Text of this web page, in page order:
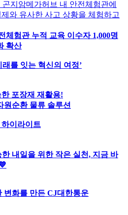
체험관 누적 교육 이수자 1,000명
확산
래를 잇는 혁신의 여정’
포장재 재활용!
원순환 물류 솔루션
하이라이트
내일을 위한 작은 실천, 지금 바
변화를 만든 CJ대한통운